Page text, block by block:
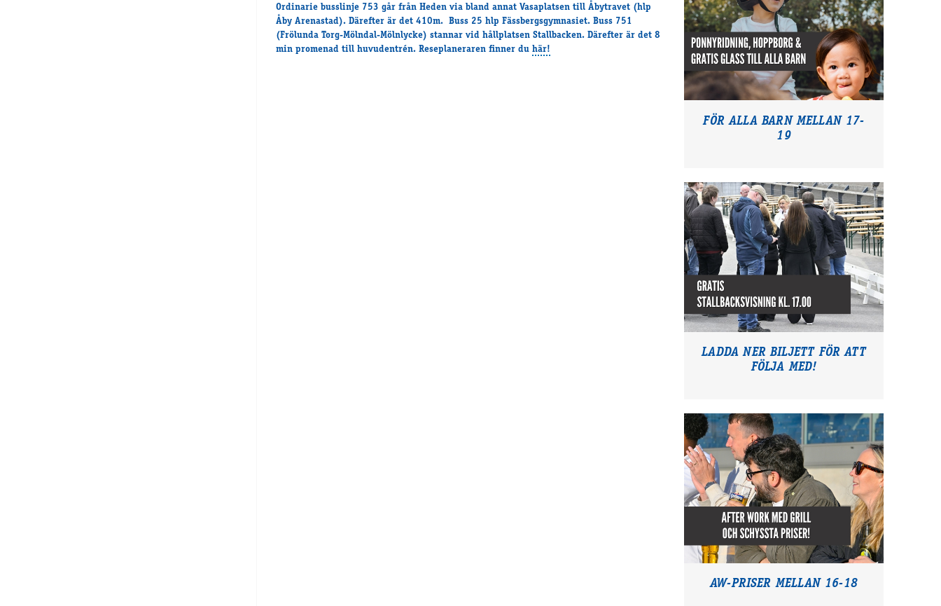
Ordinarie busslinje 753 går från Heden via bland annat Vasaplatsen till Åbytravet (hlp
Åby Arenastad). Därefter är det 410m. Buss 25 hlp Fässbergsgymnasiet. Buss 751
(Frölunda Torg-Mölndal-Mölnlycke) stannar vid hållplatsen Stallbacken. Därefter är det 8
min promenad till huvudentrén. Reseplaneraren finner du här!
FÖR ALLA BARN MELLAN 17-
19
LADDA NER BILJETT FÖR ATT
FÖLJA MED!
AW-PRISER MELLAN 16-18